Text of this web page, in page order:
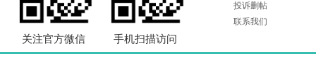
关注官方微信 手机扫描访问
投诉删帖
联系我们